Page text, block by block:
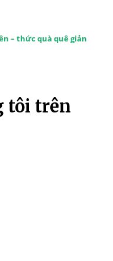
– thức quà quê giản
tôi trên